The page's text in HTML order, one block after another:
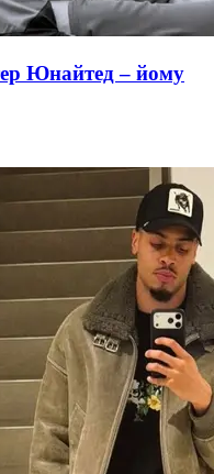
Юнайтед – йому